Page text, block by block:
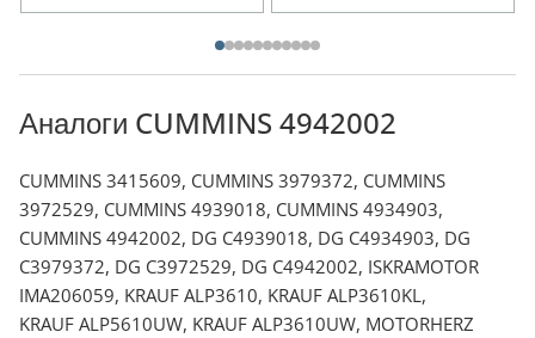
Аналоги CUMMINS 4942002
CUMMINS 3415609, CUMMINS 3979372, CUMMINS
3972529, CUMMINS 4939018, CUMMINS 4934903,
CUMMINS 4942002, DG C4939018, DG C4934903, DG
C3979372, DG C3972529, DG C4942002, ISKRAMOTOR
IMA206059, KRAUF ALP3610, KRAUF ALP3610KL,
KRAUF ALP5610UW, KRAUF ALP3610UW, MOTORHERZ